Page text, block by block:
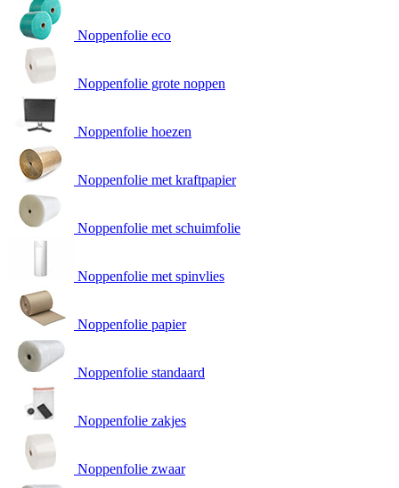
Noppenfolie eco
Noppenfolie grote noppen
Noppenfolie hoezen
Noppenfolie met kraftpapier
Noppenfolie met schuimfolie
Noppenfolie met spinvlies
Noppenfolie papier
Noppenfolie standaard
Noppenfolie zakjes
Noppenfolie zwaar